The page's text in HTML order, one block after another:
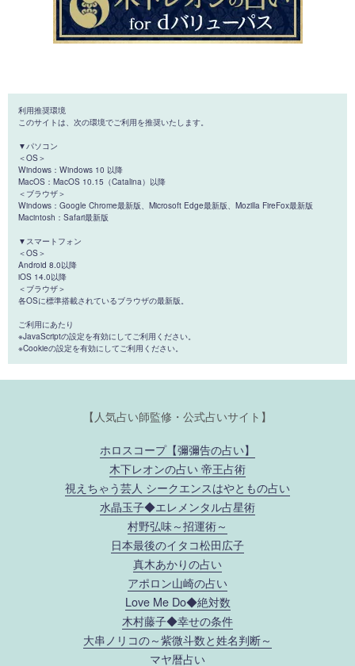
利用推奨環境
このサイトは、次の環境でご利用を推奨いたします。
▼パソコン
＜OS＞
Windows：Windows 10 以降
MacOS：MacOS 10.15（Catalina）以降
＜ブラウザ＞
Windows：Google Chrome最新版、Microsoft Edge最新版、Mozilla FireFox最新版
Macintosh：Safari最新版
▼スマートフォン
＜OS＞
Android 8.0以降
iOS 14.0以降
＜ブラウザ＞
各OSに標準搭載されているブラウザの最新版。
ご利用にあたり
※JavaScriptの設定を有効にしてご利用ください。
※Cookieの設定を有効にしてご利用ください。
【人気占い師監修・公式占いサイト】
ホロスコープ【彌彌告の占い】
木下レオンの占い 帝王占術
視えちゃう芸人 シークエンスはやともの占い
水晶玉子◆エレメンタル占星術
村野弘味～招運術～
日本最後のイタコ松田広子
真木あかりの占い
アポロン山崎の占い
Love Me Do◆絶対数
木村藤子◆幸せの条件
大串ノリコの～紫微斗数と姓名判断～
マヤ暦占い